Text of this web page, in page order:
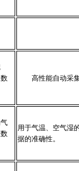
高性能自动采
用于气温、空气湿
据的准确性。